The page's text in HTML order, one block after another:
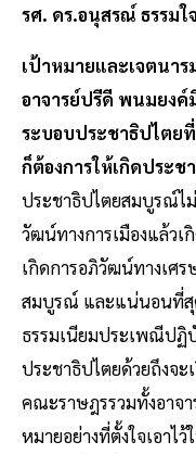
รศ. ดร.อนุสรณ์ ธรรมใ
เป้าหมายและเจตนา
อาจารย์ปรีดี พนมยง
ระบอบประชาธิปไตย
ก็ต้องการให้เกิดประ
ประชาธิปไตยสมบูรณ์ไ
วัฒน์ทางการเมืองแล้ว
เกิดการอภิวัฒน์ทางเศ
สมบูรณ์ และแน่นอนที่สุ
ธรรมเนียมประเพณีปฏิ
ประชาธิปไตยด้วยถึงจ
คณะราษฎรรวมทั้งอาจ
หมายอย่างที่ตั้งใจเอาไ